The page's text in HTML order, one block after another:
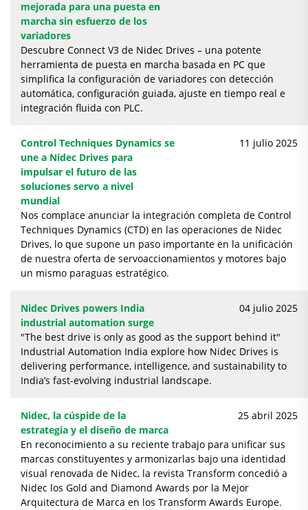
mejorada para una puesta en
marcha sin esfuerzo de los
variadores
Descubre Connect V3 de Nidec Drives – una potente
herramienta de puesta en marcha basada en PC que
simplifica la configuración de variadores con detección
automática, configuración guiada, ajuste en tiempo real e
integración fluida con PLC.
Control Techniques Dynamics se
une a Nidec Drives para
impulsar el futuro de las
soluciones servo a nivel
mundial
11 julio 2025
Nos complace anunciar la integración completa de Control
Techniques Dynamics (CTD) en las operaciones de Nidec
Drives, lo que supone un paso importante en la unificación
de nuestra oferta de servoaccionamientos y motores bajo
un mismo paraguas estratégico.
Nidec Drives powers India
industrial automation surge
04 julio 2025
"The best drive is only as good as the support behind it"
Industrial Automation India explore how Nidec Drives is
delivering performance, intelligence, and sustainability to
India’s fast-evolving industrial landscape.
Nidec, la cúspide de la
estrategia y el diseño de marca
25 abril 2025
En reconocimiento a su reciente trabajo para unificar sus
marcas constituyentes y armonizarlas bajo una identidad
visual renovada de Nidec, la revista Transform concedió a
Nidec los Gold and Diamond Awards por la Mejor
Arquitectura de Marca en los Transform Awards Europe.